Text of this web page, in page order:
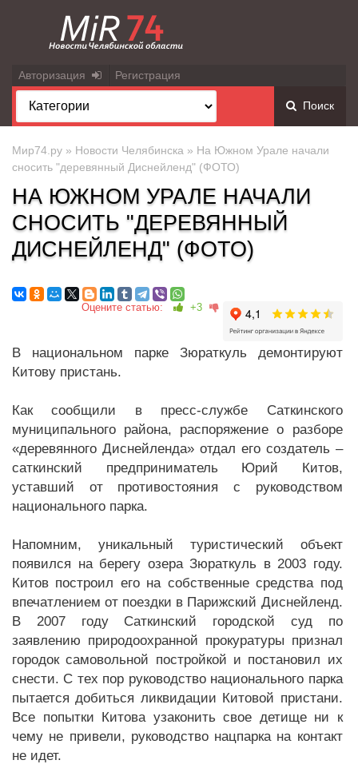
Авторизация Регистрация
Поиск
Мир74.ру » Новости Челябинска » На Южном Урале начали
сносить "деревянный Диснейленд" (ФОТО)
НА ЮЖНОМ УРАЛЕ НАЧАЛИ
СНОСИТЬ "ДЕРЕВЯННЫЙ
ДИСНЕЙЛЕНД" (ФОТО)
Оцените статью: +3
В национальном парке Зюраткуль демонтируют
Китову пристань.
Как сообщили в пресс-службе Саткинского
муниципального района, распоряжение о разборе
«деревянного Диснейленда» отдал его создатель –
саткинский предприниматель Юрий Китов,
уставший от противостояния с руководством
национального парка.
Напомним, уникальный туристический объект
появился на берегу озера Зюраткуль в 2003 году.
Китов построил его на собственные средства под
впечатлением от поездки в Парижский Диснейленд.
В 2007 году Саткинский городской суд по
заявлению природоохранной прокуратуры признал
городок самовольной постройкой и постановил их
снести. С тех пор руководство национального парка
пытается добиться ликвидации Китовой пристани.
Все попытки Китова узаконить свое детище ни к
чему не привели, руководство нацпарка на контакт
не идет.